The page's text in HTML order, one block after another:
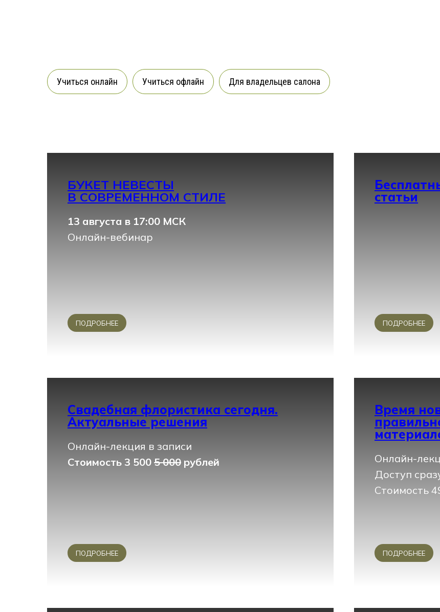
Учиться онлайн Учиться офлайн Для владельцев салона
БУКЕТ НЕВЕСТЫ
В СОВРЕМЕННОМ СТИЛЕ
13 августа в 17:00 МСК
Онлайн-вебинар
ПОДРОБНЕЕ
статьи
ПОДРОБНЕЕ
Свадебная флористика сегодня.
Актуальные решения
Онлайн-лекция в записи
Стоимость 3 500 5 000 рублей
ПОДРОБНЕЕ
Время
Онлайн-
Доступ
Стоимость
ПОДРОБНЕЕ